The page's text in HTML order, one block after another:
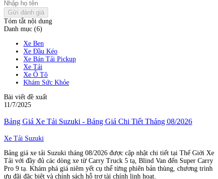
Gửi đánh giá
Tóm tắt nội dung
Danh mục (6)
Xe Ben
Xe Đầu Kéo
Xe Bán Tải Pickup
Xe Tải
Xe Ô Tô
Khám Sức Khỏe
Bài viết đề xuất
11/7/2025
Bảng Giá Xe Tải Suzuki - Bảng Giá Chi Tiết Tháng 08/2026
Xe Tải Suzuki
Bảng giá xe tải Suzuki tháng 08/2026 được cập nhật chi tiết tại Thế Giới Xe
Tải với đầy đủ các dòng xe từ Carry Truck 5 tạ, Blind Van đến Super Carry
Pro 9 tạ. Khám phá giá niêm yết cụ thể từng phiên bản thùng, chương trình
ưu đãi đặc biệt và chính sách hỗ trợ tài chính linh hoạt.